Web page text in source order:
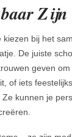
bij het
De juiste
geven
of iets
kunnen je